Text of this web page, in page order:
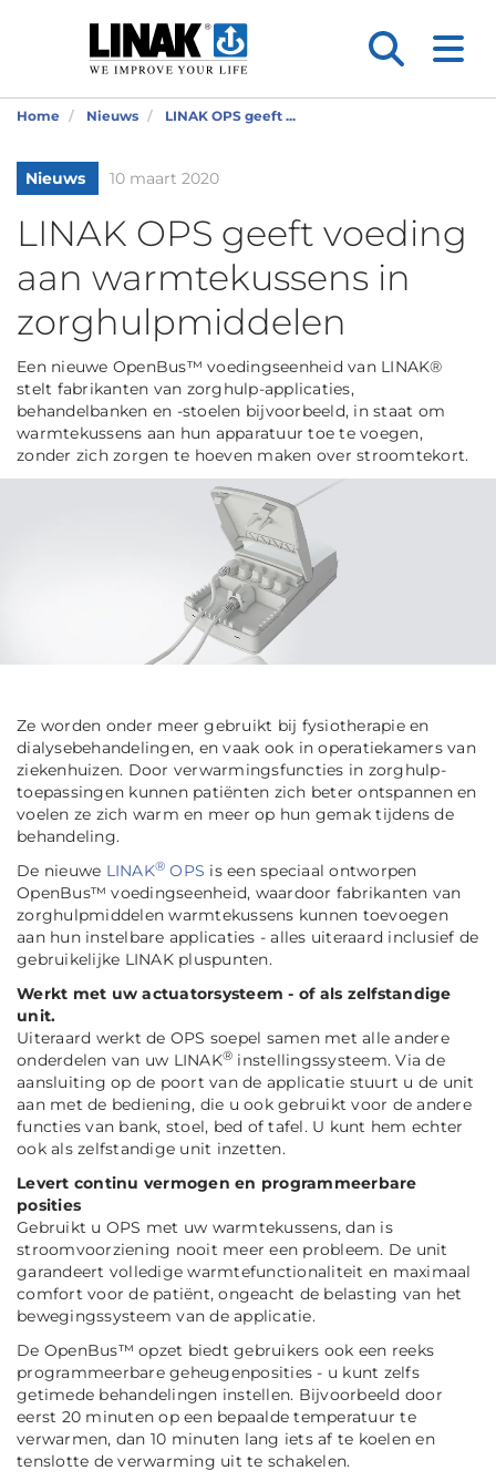
Home Nieuws LINAK OPS geeft ...
Nieuws 10 maart 2020
LINAK OPS geeft voeding
aan warmtekussens in
zorghulpmiddelen
Een nieuwe OpenBus™ voedingseenheid van LINAK®
stelt fabrikanten van zorghulp-applicaties,
behandelbanken en -stoelen bijvoorbeeld, in staat om
warmtekussens aan hun apparatuur toe te voegen,
zonder zich zorgen te hoeven maken over stroomtekort.
Ze worden onder meer gebruikt bij fysiotherapie en
dialysebehandelingen, en vaak ook in operatiekamers van
ziekenhuizen. Door verwarmingsfuncties in zorghulp-
toepassingen kunnen patiënten zich beter ontspannen en
voelen ze zich warm en meer op hun gemak tijdens de
behandeling.
De nieuwe LINAK® OPS is een speciaal ontworpen
OpenBus™ voedingseenheid, waardoor fabrikanten van
zorghulpmiddelen warmtekussens kunnen toevoegen
aan hun instelbare applicaties - alles uiteraard inclusief de
gebruikelijke LINAK pluspunten.
Werkt met uw actuatorsysteem - of als zelfstandige
unit.
Uiteraard werkt de OPS soepel samen met alle andere
onderdelen van uw LINAK® instellingssysteem. Via de
aansluiting op de poort van de applicatie stuurt u de unit
aan met de bediening, die u ook gebruikt voor de andere
functies van bank, stoel, bed of tafel. U kunt hem echter
ook als zelfstandige unit inzetten.
Levert continu vermogen en programmeerbare
posities
Gebruikt u OPS met uw warmtekussens, dan is
stroomvoorziening nooit meer een probleem. De unit
garandeert volledige warmtefunctionaliteit en maximaal
comfort voor de patiënt, ongeacht de belasting van het
bewegingssysteem van de applicatie.
De OpenBus™ opzet biedt gebruikers ook een reeks
programmeerbare geheugenposities - u kunt zelfs
getimede behandelingen instellen. Bijvoorbeeld door
eerst 20 minuten op een bepaalde temperatuur te
verwarmen, dan 10 minuten lang iets af te koelen en
tenslotte de verwarming uit te schakelen.